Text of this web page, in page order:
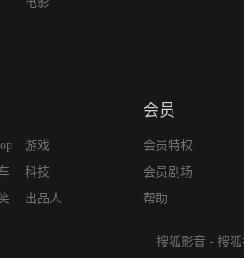
游戏
科技
出品人
会员
会员特权
会员剧场
帮助
搜狐影音 - 搜